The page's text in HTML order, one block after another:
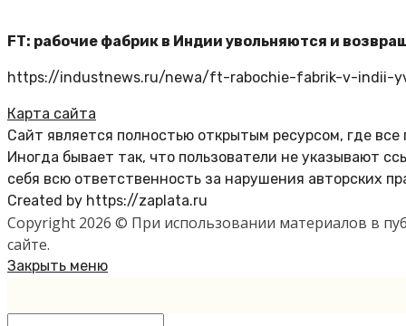
FT: рабочие фабрик в Индии увольняются и
https://industnews.ru/newa/ft-rabochie-fabrik-v-indii-
Карта сайта
Сайт является полностью открытым ресурсом, где
Иногда бывает так, что пользователи не указывают
себя всю ответственность за нарушения авторских
Created by https://zaplata.ru
Copyright 2026 © При использовании материалов в
сайте.
Закрыть меню